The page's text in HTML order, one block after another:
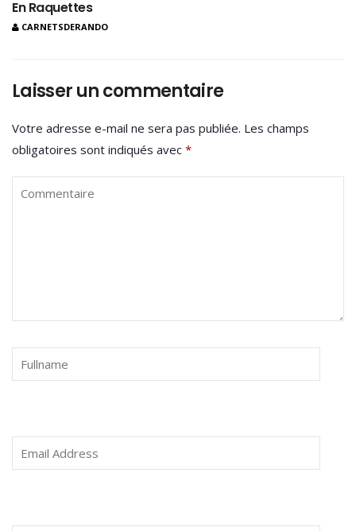
En Raquettes
CARNETSDERANDO
Laisser un commentaire
Votre adresse e-mail ne sera pas publiée. Les champs
obligatoires sont indiqués avec *